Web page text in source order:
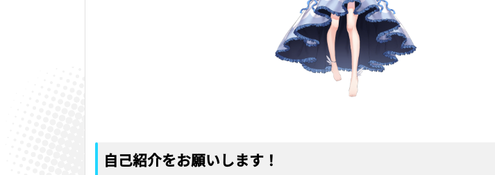
自己紹介をお願いします！